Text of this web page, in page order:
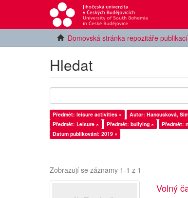
Domovská stránka repozitáře
Hledat
Předmět: leisure activities × Autor: Hanousková,
Předmět: Leisure ×
Předmět: bullying × Předmět:
Datum publikování: 2019 ×
Zobrazují se záznamy 1-1 z 1
Volný